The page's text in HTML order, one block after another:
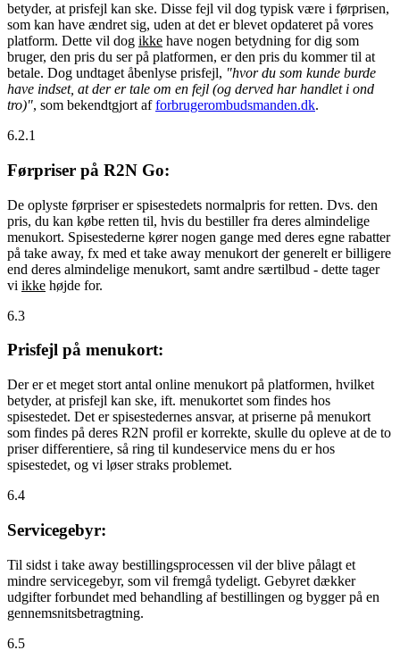
betyder, at prisfejl kan ske. Disse fejl vil dog typisk være i førprisen,
som kan have ændret sig, uden at det er blevet opdateret på vores
platform. Dette vil dog ikke have nogen betydning for dig som
bruger, den pris du ser på platformen, er den pris du kommer til at
betale. Dog undtaget åbenlyse prisfejl, "hvor du som kunde burde
have indset, at der er tale om en fejl (og derved har handlet i ond
tro)", som bekendtgjort afforbrugerombudsmanden.dk.
6.2.1
Førpriser på R2N Go:
De oplyste førpriser er spisestedets normalpris for retten. Dvs. den
pris, du kan købe retten til, hvis du bestiller fra deres almindelige
menukort. Spisestederne kører nogen gange med deres egne rabatter
på take away, fx med et take away menukort der generelt er billigere
end deres almindelige menukort, samt andre særtilbud - dette tager
vi ikke højde for.
6.3
Prisfejl på menukort:
Der er et meget stort antal online menukort på platformen, hvilket
betyder, at prisfejl kan ske, ift. menukortet som findes hos
spisestedet. Det er spisestedernes ansvar, at priserne på menukort
som findes på deres R2N profil er korrekte, skulle du opleve at de to
priser differentiere, så ring til kundeservice mens du er hos
spisestedet, og vi løser straks problemet.
6.4
Servicegebyr:
Til sidst i take away bestillingsprocessen vil der blive pålagt et
mindre servicegebyr, som vil fremgå tydeligt. Gebyret dækker
udgifter forbundet med behandling af bestillingen og bygger på en
gennemsnitsbetragtning.
6.5